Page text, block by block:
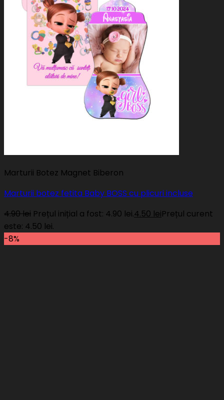
Marturii Botez Magnet Biberon
Marturii botez fetita Baby BOSS cu plicuri incluse
4.90lei Prețul inițial a fost: 4.90 lei.4.50 leiPrețul curent
este: 4.50 lei.
-8%